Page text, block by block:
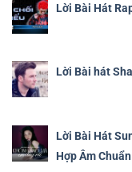
Lời Bài Hát
Lời Bài hát
Lời Bài Hát
Hợp Âm Chuẩn